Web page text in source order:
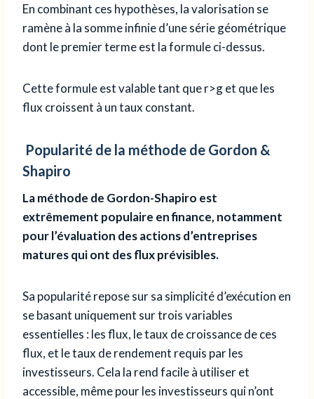
En combinant ces hypothèses, la valorisation se
ramène à la somme infinie d’une série géométrique
dont le premier terme est la formule ci-dessus.
Cette formule est valable tant que r>g et que les
flux croissent à un taux constant.
Popularité de la méthode de Gordon &
Shapiro
La méthode de Gordon-Shapiro est
extrêmement populaire en finance, notamment
pour l’évaluation des actions d’entreprises
matures qui ont des flux prévisibles.
Sa popularité repose sur sa simplicité d’exécution en
se basant uniquement sur trois variables
essentielles : les flux, le taux de croissance de ces
flux, et le taux de rendement requis par les
investisseurs. Cela la rend facile à utiliser et
accessible, même pour les investisseurs qui n’ont